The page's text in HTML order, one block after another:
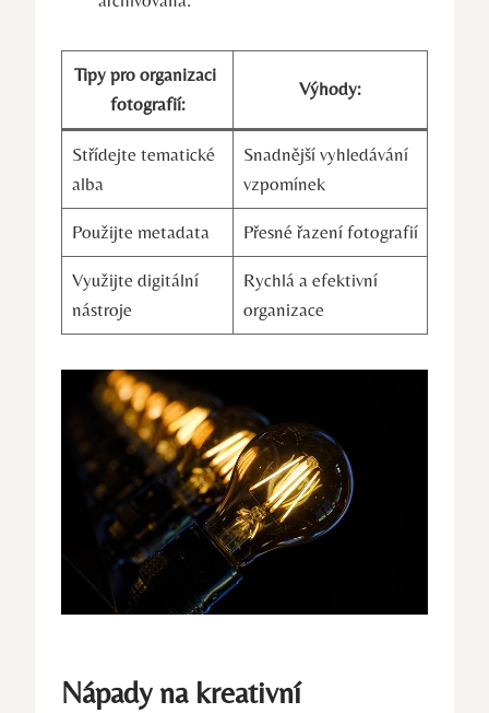
Tipy pro organizaci ​
fotografií:
Výhody:
Střídejte ‌tematické
alba
Snadnější vyhledávání
vzpomínek
Použijte metadata Přesné řazení fotografií
Využijte digitální​
nástroje
Rychlá a efektivní
organizace
Nápady na kreativní​